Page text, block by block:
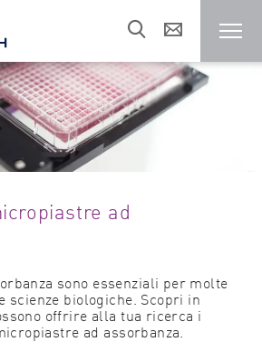
ad
sono essenziali per molte
scienze biologiche. Scopri in
offrire alla tua ricerca i
ad assorbanza.